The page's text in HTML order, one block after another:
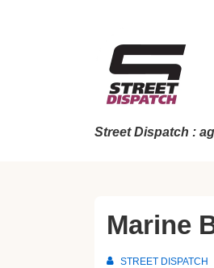
Street Dispatch :
Marine
STREET DISPATCH